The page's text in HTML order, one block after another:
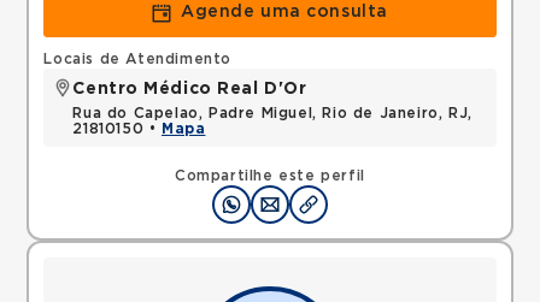
Agende uma consulta
Compartilhe este perfil
Locais de Atendimento
Centro Médico Real D'Or
Rua do Capelao, Padre Miguel, Rio de Janeiro, RJ,
21810150 •
Mapa